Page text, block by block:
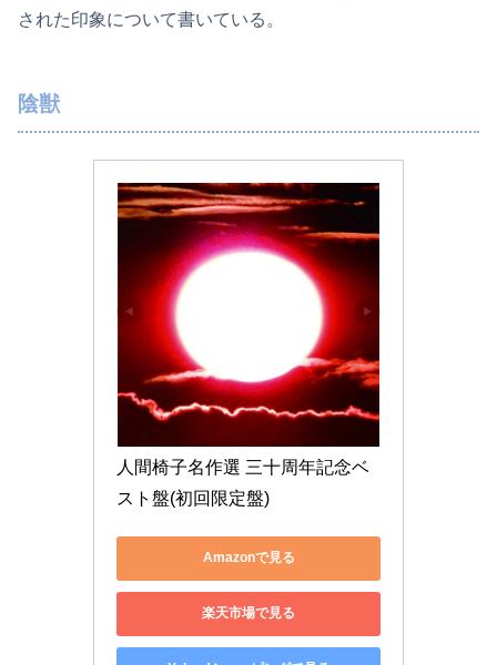
された印象について書いている。
陰獣
人間椅子名作選 三十周年記念ベ
スト盤(初回限定盤)
Amazonで見る
楽天市場で見る